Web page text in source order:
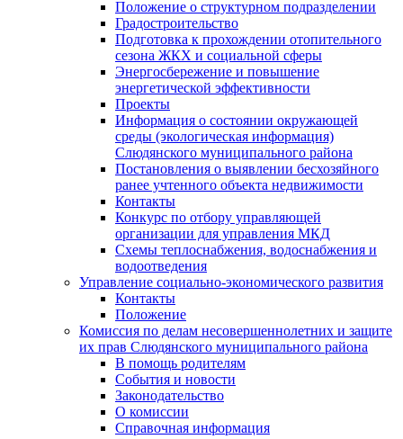
Положение о структурном подразделении
Градостроительство
Подготовка к прохождении отопительного
сезона ЖКХ и социальной сферы
Энергосбережение и повышение
энергетической эффективности
Проекты
Информация о состоянии окружающей
среды (экологическая информация)
Слюдянского муниципального района
Постановления о выявлении бесхозяйного
ранее учтенного объекта недвижимости
Контакты
Конкурс по отбору управляющей
организации для управления МКД
Схемы теплоснабжения, водоснабжения и
водоотведения
Управление социально-экономического развития
Контакты
Положение
Комиссия по делам несовершеннолетних и защите
их прав Слюдянского муниципального района
В помощь родителям
События и новости
Законодательство
О комиссии
Справочная информация